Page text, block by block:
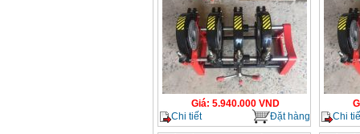
Giá: 5.940.000VND
Chi tiết
Đặt hàng
Chi